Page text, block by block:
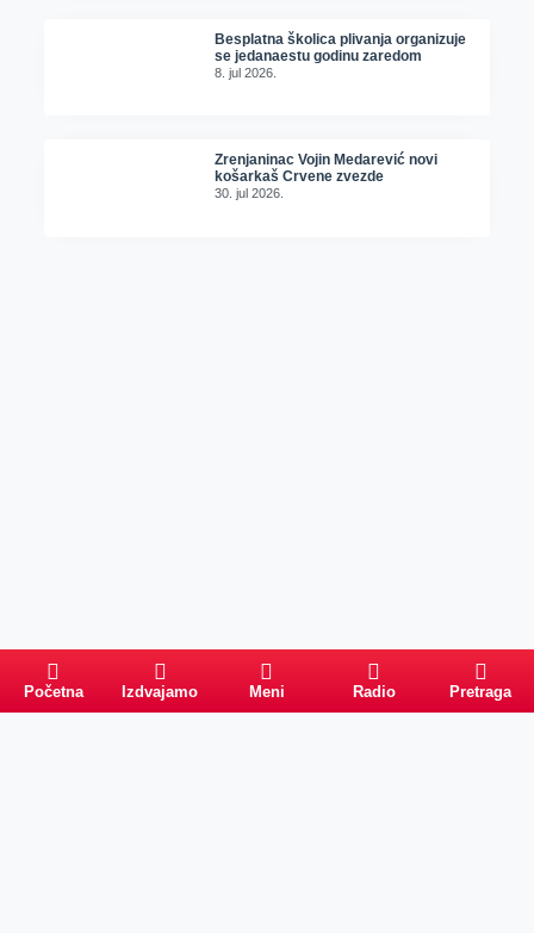
Besplatna školica plivanja organizuje
se jedanaestu godinu zaredom
8. jul 2026.
Zrenjaninac Vojin Medarević novi
košarkaš Crvene zvezde
30. jul 2026.
Početna Izdvajamo Meni Radio Pretraga